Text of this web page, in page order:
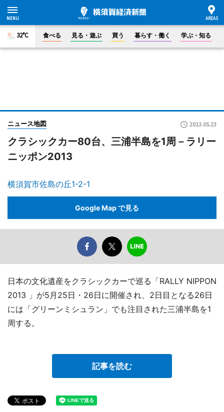
32°C 食べる 見る・遊ぶ 買う 暮らす・働く 学ぶ・知る
ニュース地図 2013.05.23
クラシックカー80台、三浦半島を1周－ラリー
ニッポン2013
横須賀市佐島の丘1-2-1
Google Map で見る
日本の文化遺産をクラシックカーで巡る「RALLY NIPPON
2013 」が5月25日・26日に開催され、2日目となる26日
には「グリーンミシュラン」でも注目された三浦半島を1
周する。
記事を読む